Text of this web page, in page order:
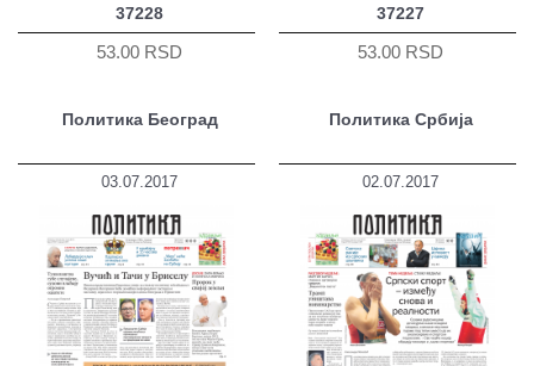
37228
53.00 RSD
37227
53.00 RSD
Политика Београд
03.07.2017
Политика Србија
02.07.2017